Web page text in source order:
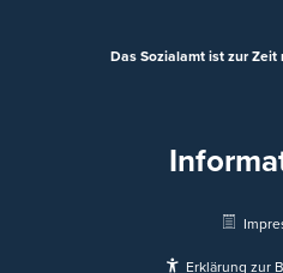
Das Sozialamt ist zur
Erklärung zur